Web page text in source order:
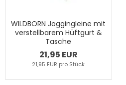
WILDBORN Joggingleine mit
verstellbarem Hüftgurt &
Tasche
21,95 EUR
21,95 EUR pro Stück